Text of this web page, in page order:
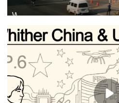
WorldViews第五期完整版——